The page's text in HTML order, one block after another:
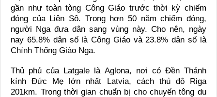
gần như toàn tòng Công Giáo trước thời kỳ chiếm
đóng của Liên Sô. Trong hơn 50 năm chiếm đóng,
người Nga đưa dân sang vùng này. Cho nên, ngày
nay 65.8% dân số là Công Giáo và 23.8% dân số là
Chính Thống Giáo Nga.
Thủ phủ của Latgale là Aglona, nơi có Đền Thánh
kính Đức Mẹ lớn nhất Latvia, cách thủ đô Riga
201km. Trong thời gian chuẩn bị cho chuyến tông du